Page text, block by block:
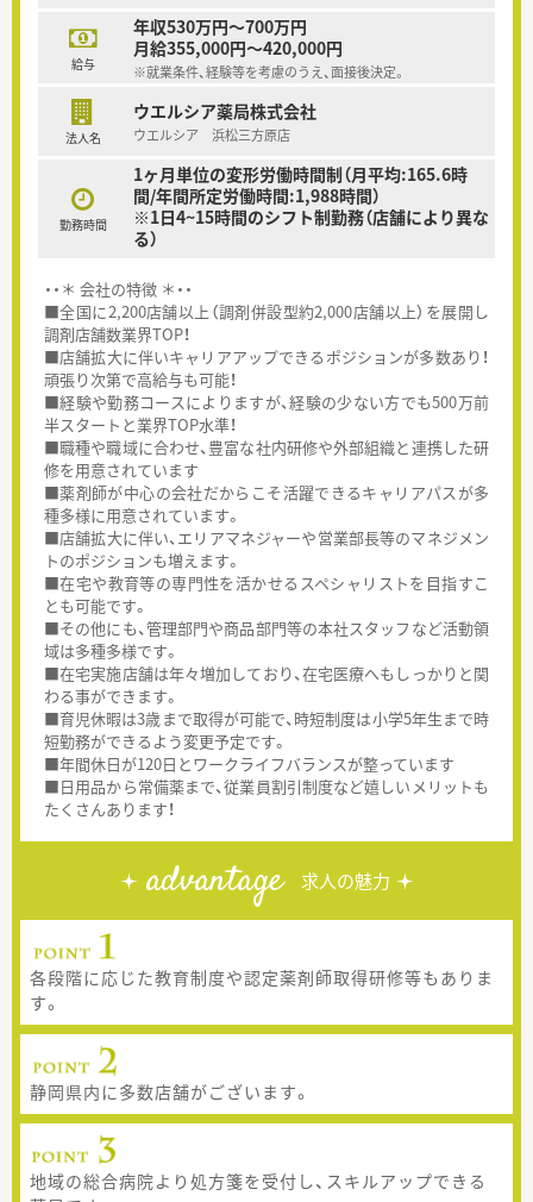
給与
年収530万円～700万円
月給355,000円～420,000円
※就業条件、経験等を考慮のうえ、面接後決定。
法人名
ウエルシア薬局株式会社
ウエルシア 浜松三方原店
勤務時間
1ヶ月単位の変形労働時間制（月平均:165.6時
間/年間所定労働時間:1,988時間）
※1日4~15時間のシフト制勤務（店舗により異な
る）
・・＊ 会社の特徴 ＊・・
■全国に2,200店舗以上（調剤併設型約2,000店舗以上）を展開し
調剤店舗数業界TOP！
■店舗拡大に伴いキャリアアップできるポジションが多数あり！
頑張り次第で高給与も可能！
■経験や勤務コースによりますが、経験の少ない方でも500万前
半スタートと業界TOP水準！
■職種や職域に合わせ、豊富な社内研修や外部組織と連携した研
修を用意されています
■薬剤師が中心の会社だからこそ活躍できるキャリアパスが多
種多様に用意されています。
■店舗拡大に伴い、エリアマネジャーや営業部長等のマネジメン
トのポジションも増えます。
■在宅や教育等の専門性を活かせるスペシャリストを目指すこ
とも可能です。
■その他にも、管理部門や商品部門等の本社スタッフなど活動領
域は多種多様です。
■在宅実施店舗は年々増加しており、在宅医療へもしっかりと関
わる事ができます。
■育児休暇は3歳まで取得が可能で、時短制度は小学5年生まで時
短勤務ができるよう変更予定です。
■年間休日が120日とワークライフバランスが整っています
■日用品から常備薬まで、従業員割引制度など嬉しいメリットも
たくさんあります！
advantage 求人の魅力
各段階に応じた教育制度や認定薬剤師取得研修等もありま
す。
静岡県内に多数店舗がございます。
地域の総合病院より処方箋を受付し、スキルアップできる